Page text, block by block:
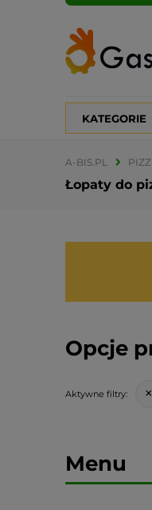
KATEGORIE
A-BIS.PL
Łopaty do
Opcje
Aktywne filtry:
Menu